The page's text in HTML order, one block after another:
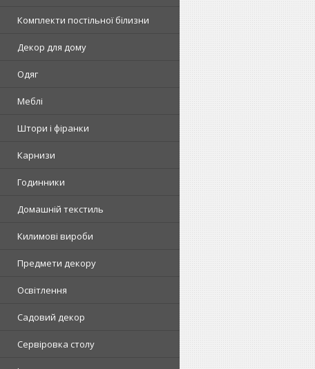
Комплекти постільної білизни
Декор для дому
Одяг
Меблі
Штори і фіранки
Карнизи
Годинники
Домашній текстиль
Килимові вироби
Предмети декору
Освітлення
Садовий декор
Сервіровка столу